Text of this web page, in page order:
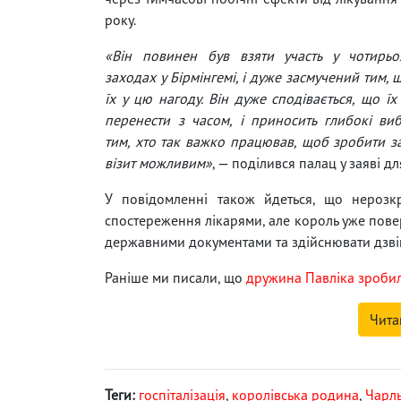
року.
«Він повинен був взяти участь у
заходах у Бірмінгемі, і дуже засмучений тим,
їх у цю нагоду. Він дуже сподівається, що
перенести з часом, і приносить глибокі
тим, хто так важко працював, щоб зробити
візит можливим», — поділився палац у заяві
У повідомленні також йдеться, що
спостереження лікарями, але король уже
державними документами та здійснювати
Раніше ми писали, що дружина Павліка
Теги: госпіталізація, королівська родина,